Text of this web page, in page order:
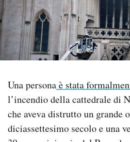
NEWSLETTER
I MIEI PREFERITI
SHOP
Una personaè stata
l’incendio della cattedrale di
che aveva distrutto un grande
diciassettesimo secolo e una